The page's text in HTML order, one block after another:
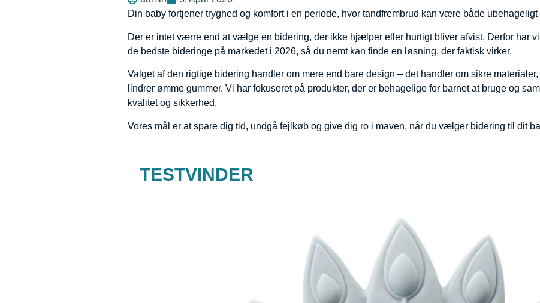
Din baby fortjener tryghed og komfort i en periode, hvor tandfrembrud kan være både ubehageligt
Der er intet værre end at vælge en bidering, der ikke hjælper eller hurtigt bliver afvist. Derfor har
de bedste bideringe på markedet i 2026, så du nemt kan finde en løsning, der faktisk virker.
Valget af den rigtige bidering handler om mere end bare design – det handler om sikre
lindrer ømme gummer. Vi har fokuseret på produkter, der er behagelige for barnet at bruge og
kvalitet og sikkerhed.
Vores mål er at spare dig tid, undgå fejlkøb og give dig ro i maven, når du vælger bidering til dit
TESTVINDER